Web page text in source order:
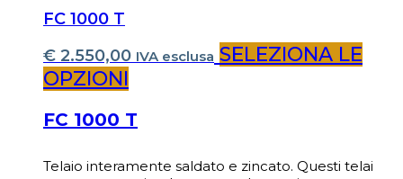
FC 1000 T
€ 2.550,00 IVA esclusa SELEZIONA LE
OPZIONI
FC 1000 T
Telaio interamente saldato e zincato. Questi telai